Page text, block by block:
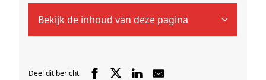
Bekijk de inhoud van deze pagina
Deel dit bericht